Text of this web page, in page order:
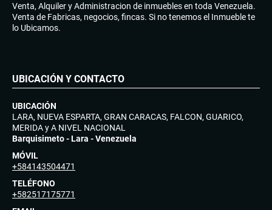
Venta, Alquiler y Administracion de inmuebles en toda Venezuela.
Venta de Fabricas, negocios, fincas. Si no tenemos el Inmueble te
lo Ubicamos.
UBICACIÓN Y CONTACTO
UBICACIÓN
LARA, NUEVA ESPARTA, GRAN CARACAS, FALCON, GUARICO,
MERIDA y A NIVEL NACIONAL
Barquisimeto - Lara - Venezuela
MÓVIL
+584143504471
TELÉFONO
+582517175771